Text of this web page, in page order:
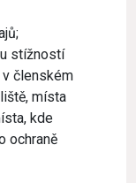
stížností
členském
místa
kde
ochraně